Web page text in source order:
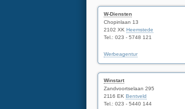
W-Diensten
Chopinlaan 13
2102 XK Heemstede
Tel.: 023 - 5748 121
Werbeagentur
Winstart
Zandvoortselaan 295
2116 EK Bentveld
Tel.: 023 - 5440 144